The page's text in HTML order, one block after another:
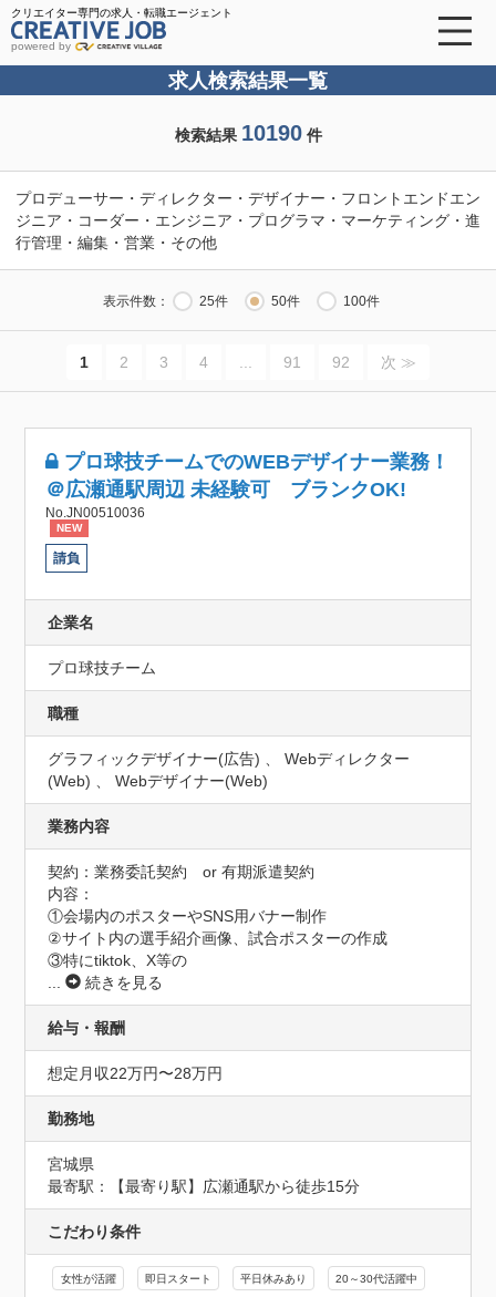
クリエイター専門の求人・転職エージェント
powered by
求人検索結果一覧
検索結果 10190件
プロデューサー・ディレクター・デザイナー・フロントエンドエン
ジニア・コーダー・エンジニア・プログラマ・マーケティング・進
行管理・編集・営業・その他
表示件数： 25件 50件 100件
1 2 3 4 91 92 次 ≫
プロ球技チームでのWEBデザイナー業務！
＠広瀬通駅周辺 未経験可 ブランクOK!
No.JN00510036
NEW
請負
企業名
プロ球技チーム
職種
グラフィックデザイナー(広告) 、 Webディレクター
(Web) 、 Webデザイナー(Web)
業務内容
契約：業務委託契約　or 有期派遣契約
内容：
①会場内のポスターやSNS用バナー制作
②サイト内の選手紹介画像、試合ポスターの作成
③特にtiktok、X等の
...
続きを見る
給与・報酬
想定月収22万円〜28万円
勤務地
宮城県
最寄駅：【最寄り駅】広瀬通駅から徒歩15分
こだわり条件
女性が活躍 即日スタート 平日休みあり 20～30代活躍中